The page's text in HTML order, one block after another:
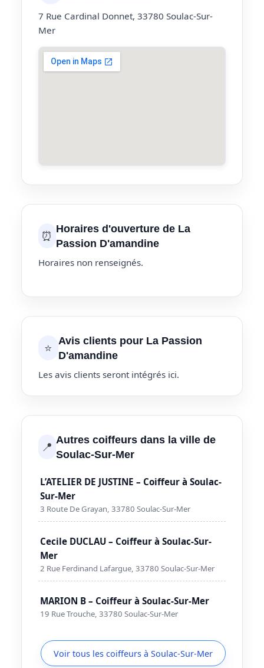
7 Rue Cardinal Donnet, 33780 Soulac-Sur-
Mer
⏰ Horaires d'ouverture de La
Passion D'amandine
Horaires non renseignés.
⭐ Avis clients pour La Passion
D'amandine
Les avis clients seront intégrés ici.
📍 Autres coiffeurs dans la ville de
Soulac-Sur-Mer
L’ATELIER DE JUSTINE – Coiffeur à Soulac-
Sur-Mer
3 Route De Grayan, 33780 Soulac-Sur-Mer
Cecile DUCLAU – Coiffeur à Soulac-Sur-
Mer
2 Rue Ferdinand Lafargue, 33780 Soulac-Sur-Mer
MARION B – Coiffeur à Soulac-Sur-Mer
19 Rue Trouche, 33780 Soulac-Sur-Mer
Voir tous les coiffeurs à Soulac-Sur-Mer